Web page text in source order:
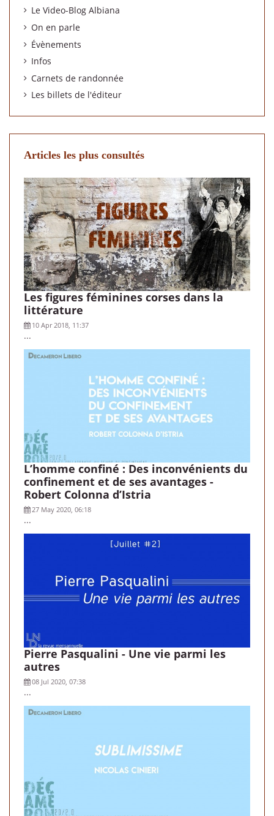
Le Video-Blog Albiana
On en parle
Évènements
Infos
Carnets de randonnée
Les billets de l'éditeur
Articles les plus consultés
Les figures féminines corses dans la
littérature
10 Apr 2018, 11:37
...
L’homme confiné : Des inconvénients du
confinement et de ses avantages -
Robert Colonna d’Istria
27 May 2020, 06:18
...
Pierre Pasqualini - Une vie parmi les
autres
08 Jul 2020, 07:38
...